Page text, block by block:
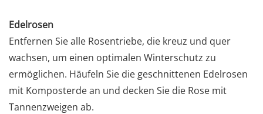
Edelrosen
Entfernen Sie alle Rosentriebe, die kreuz und quer
wachsen, um einen optimalen Winterschutz zu
ermöglichen. Häufeln Sie die geschnittenen Edelrosen
mit Komposterde an und decken Sie die Rose mit
Tannenzweigen ab.